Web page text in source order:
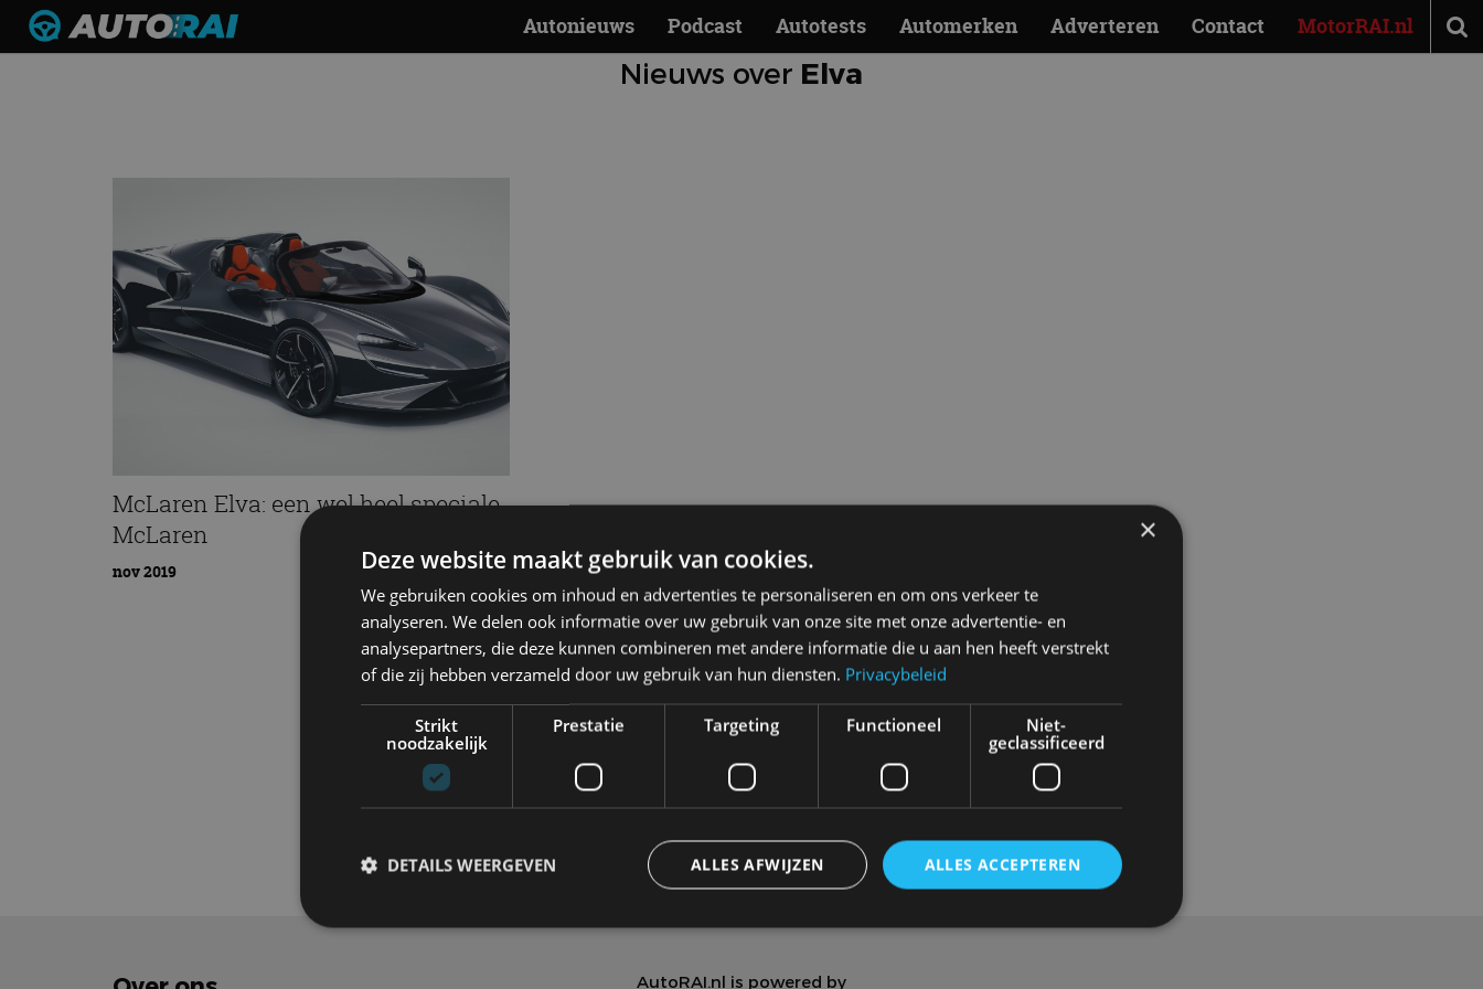
Autonieuws Podcast Autotests Automerken Adverteren Contact MotorRAI.nl
Nieuws over Elva
McLaren Elva: een wel heel speciale
McLaren
nov 2019
Meer autonieuws
Alle categorieën van AutoRAI.nl
Elektrisch Autotests Interview Column
Gadgets
Games
AutoRAI.nl is powered by
×
Deze website maakt gebruik van cookies.
We gebruiken cookies om inhoud en advertenties te personaliseren en om ons verkeer te
analyseren. We delen ook informatie over uw gebruik van onze site met onze advertentie- en
analysepartners, die deze kunnen combineren met andere informatie die u aan hen heeft verstrekt
of die zij hebben verzameld door uw gebruik van hun diensten. Privacybeleid
Strikt
noodzakelijk
Prestatie Targeting Functioneel
Niet-
geclassificeerd
ALLES ACCEPTEREN
ALLES AFWIJZEN
DETAILS WEERGEVEN
Targeting Functioneel